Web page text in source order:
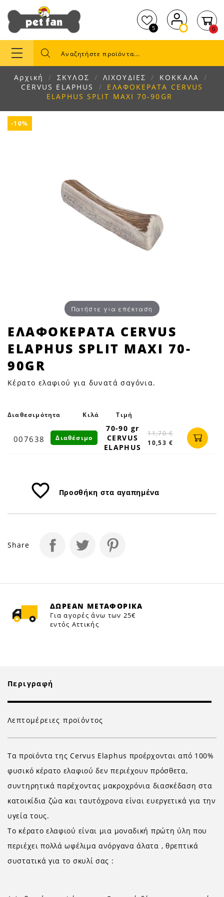
5 0
Αρχική ΣΚΥΛΟΣ ΛΙΧΟΥΔΙΕΣ
ΚΟΚΚΑΛΑ
CERVUS ELAPHUS
ΕΛΑΦΟΚΕΡΑΤΑ CERVUS
ELAPHUS SPLIT MAXI 70-90GR
-10%
Πατήστε για επέκταση
ΕΛΑΦΟΚΕΡΑΤΑ
CERVUS
ELAPHUS
SPLIT
MAXI
70-
|
ΕΛΑΦΟΚΕΡΑΤΑ CERVUS
ELAPHUS SPLIT MAXI 70-
90GR
Κέρατο ελαφιού για δυνατά σαγόνια.
Διαθεσιμότητα Κιλά Τιμή
007638
70-90 gr
CERVUS
ELAPHUS
11,70 €
10,53 €
Διαθέσιμο
favorite_border Προσθήκη στα αγαπημένα
Share
ΔΩΡΕΑΝ ΜΕΤΑΦΟΡΙΚΑ
Για αγορές άνω των 25€
εντός Αττικής
Περιγραφή
Λεπτομέρειες προϊόντος
Τα προϊόντα της Cervus Elaphus προέρχονται από 100%
φυσικό κέρατο ελαφιού δεν περιέχουν πρόσθετα,
συντηρητικά παρέχοντας μακροχρόνια διασκέδαση στα
κατοικίδια ζώα και ταυτόχρονα είναι ευεργετικά για την
υγεία τους.
Το κέρατο ελαφιού είναι μια μοναδική πρώτη ύλη που
περιέχει πολλά ωφέλιμα ανόργανα άλατα , θρεπτικά
συστατικά για το σκυλί σας :